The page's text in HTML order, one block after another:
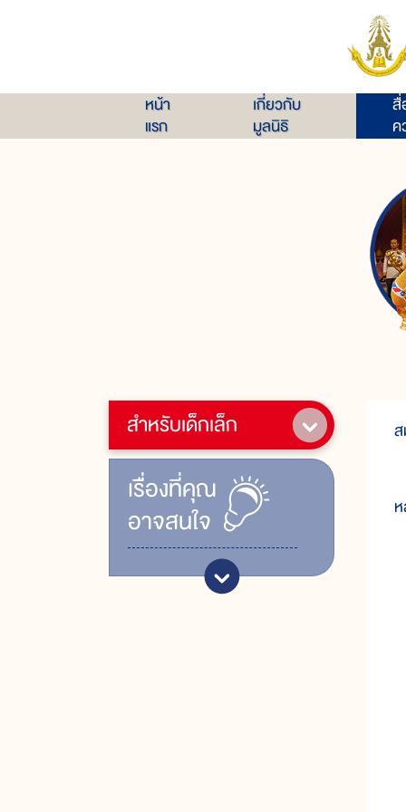
หน้า
แรก
เกี่ยวกับ
มูลนิธิ
สื่
ค
สำหรับเด็กเล็ก
เรื่ิองที่คุณ
อาจสนใจ